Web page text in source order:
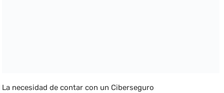
La necesidad de contar con un Ciberseguro